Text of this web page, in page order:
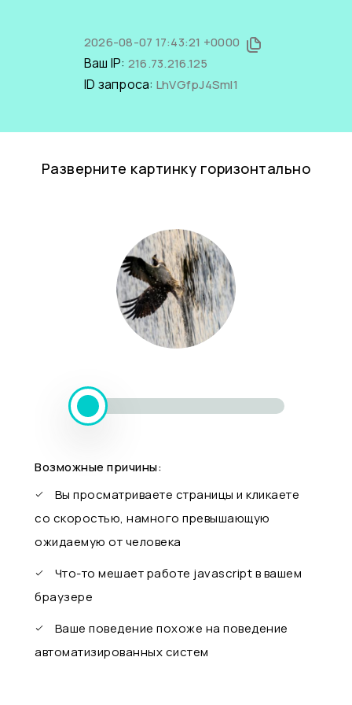
2026-08-07 17:43:21 +0000
Ваш IP: 216.73.216.125
ID запроса: LhVGfpJ4SmI1
Разверните картинку горизонтально
Возможные причины:
Вы просматриваете страницы и кликаете
со скоростью, намного превышающую
ожидаемую от человека
Что-то мешает работе javascript в вашем
браузере
Ваше поведение похоже на поведение
автоматизированных систем